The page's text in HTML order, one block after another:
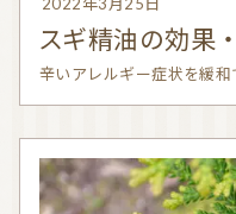
スギ精油の効
辛いアレルギー症状を緩